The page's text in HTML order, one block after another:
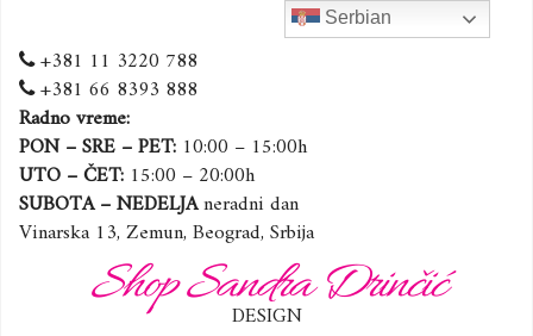
+381 11 3220 788
+381 66 8393 888
Radno vreme:
PON – SRE – PET: 10:00 – 15:00h
UTO – ČET: 15:00 – 20:00h
SUBOTA – NEDELJAneradni dan
Vinarska 13, Zemun, Beograd, Srbija
Shop Sandra Drinčić
DESIGN
Serbian